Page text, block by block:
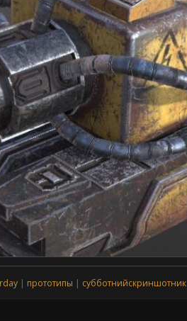
прототипы субботнийскриншотник